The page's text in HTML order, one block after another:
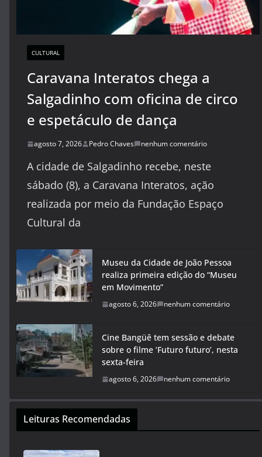
CULTURAL
Caravana Interatos chega a
Salgadinho com oficina de circo
e espetáculo de dança
agosto 7, 2026 Pedro Chaves nenhum comentário
A cidade de Salgadinho recebe, neste
sábado (8), a Caravana Interatos, ação
realizada por meio da Fundação Espaço
Cultural da
Museu da Cidade de João Pessoa
realiza primeira edição do “Museu
em Movimento”
agosto 6, 2026 nenhum comentário
Cine Bangüê tem sessão e debate
sobre o filme ‘Futuro futuro’, nesta
sexta-feira
agosto 6, 2026 nenhum comentário
Leituras Recomendadas